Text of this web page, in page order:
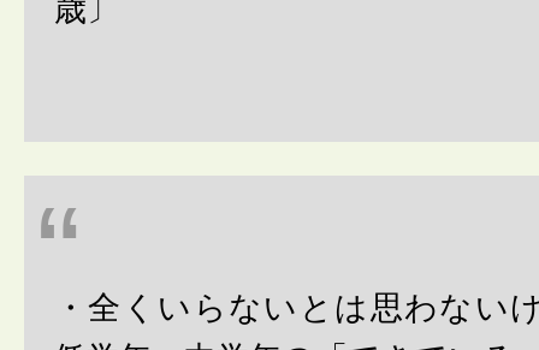
歳〕
・全くいらないとは思わない